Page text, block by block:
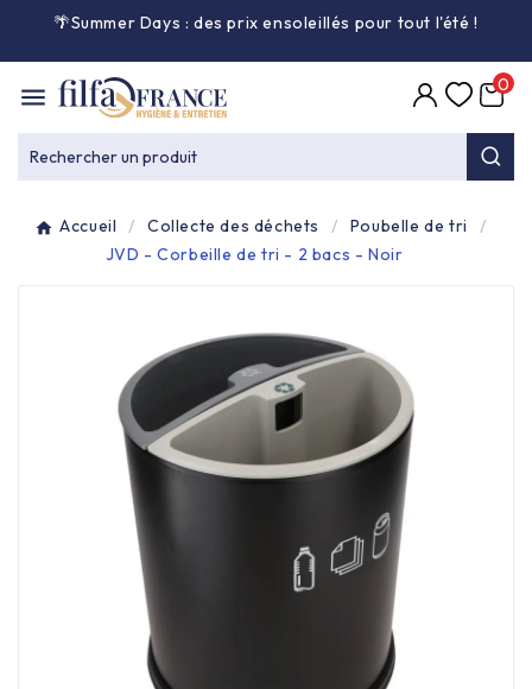
🌴Summer Days : des prix ensoleillés pour tout l'été!

Entretien général
Équipement & matériel 
Collecte des déchets 
Produit d'accueil
Hygiène mains 
Alimentaire & jetable
Équipement cuisine pro
PROMOTION
Rechercher un produit
0
Accueil Collecte des déchets
Poubelle de tri
JVD - Corbeille de tri - 2 bacs - Noir